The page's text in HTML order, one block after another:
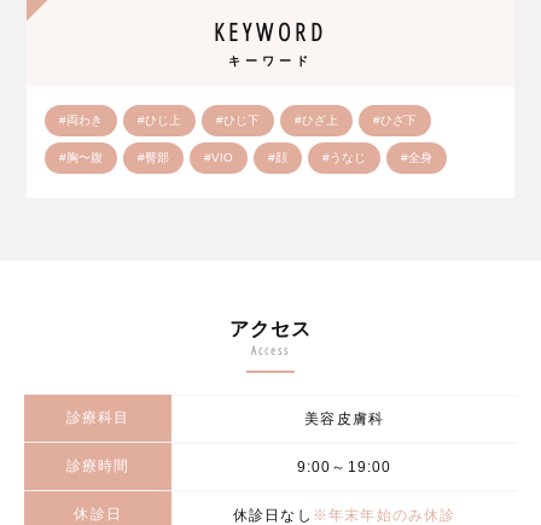
KEYWORD
キーワード
#両わき #ひじ上 #ひじ下 #ひざ上 #ひざ下
#胸〜腹 #臀部 #VIO #顔 #うなじ #全身
アクセス
Access
診療科目 美容皮膚科
診療時間 9:00～19:00
休診日 休診日なし ※年末年始のみ休診